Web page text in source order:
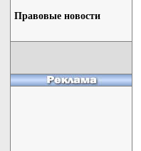
Правовые новости